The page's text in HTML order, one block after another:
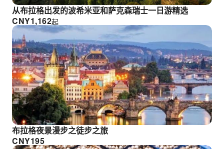
从布拉格出发的波希米亚和萨克森瑞士一日游精选
CNY1,162起
布拉格夜景漫步之徒步之旅
CNY195